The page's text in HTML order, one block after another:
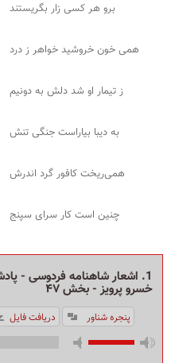
برو هر کسی زار بگریستند
همی خون خروشید خواهر ز درد
ز تیمار او شد دلش به دونیم
به دیبا بیاراست جنگی تنش
همی‌ریخت کافور گرد اندرش
چنین است کار سرای سپنج
1. اشعار شاهنامه فردوسی -
خسرو پرویز - بخش ۴۷
پنجره شناور دریافت فایل